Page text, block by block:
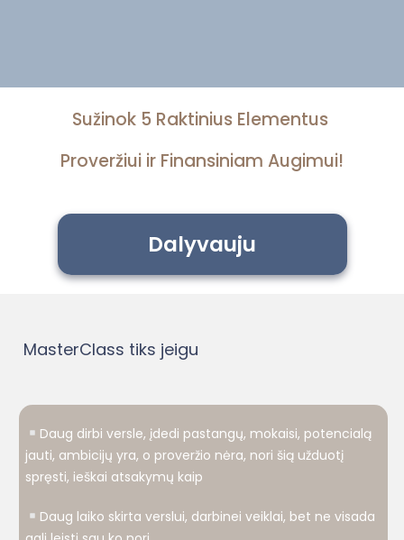
Sužinok 5 Raktinius Elementus
Proveržiui ir Finansiniam Augimui!
Dalyvauju
MasterClass tiks jeigu
Daug dirbi versle, įdedi pastangų, mokaisi, potencialą
jauti, ambicijų yra, o proveržio nėra, nori šią užduotį
spręsti, ieškai atsakymų kaip
Daug laiko skirta verslui, darbinei veiklai, bet ne visada